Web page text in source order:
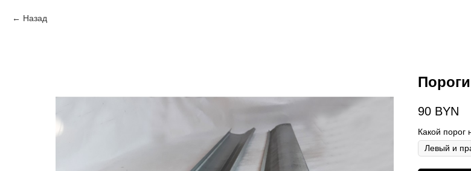
Назад
90 BYN
Какой порог